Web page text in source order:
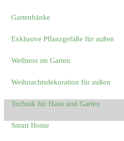
Gartenbänke
Exklusive Pflanzgefäße für außen
Wellness im Garten
Weihnachtsdekoration für außen
Technik für Haus und Garten
Smart Home